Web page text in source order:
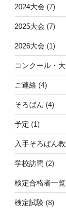
2024大会 (7)
2025大会 (7)
2026大会 (1)
コンクール・
ご連絡 (4)
そろばん (4)
予定 (1)
入手そろばん
学校訪問 (2)
検定合格者一覧
検定試験 (8)